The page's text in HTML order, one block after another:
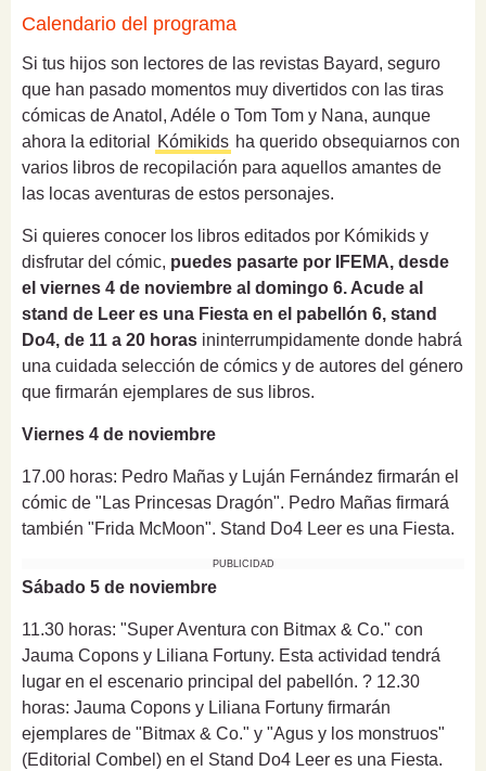
Calendario del programa
Si tus hijos son lectores de las revistas Bayard, seguro
que han pasado momentos muy divertidos con las tiras
cómicas de Anatol, Adéle o Tom Tom y Nana, aunque
ahora la editorial
Kómikids ha querido obsequiarnos con
varios libros de recopilación para aquellos amantes de
las locas aventuras de estos personajes.
Si quieres conocer los libros editados por Kómikids y
disfrutar del cómic, puedes pasarte por IFEMA, desde
el viernes 4 de noviembre al domingo 6. Acude al
stand de Leer es una Fiesta en el pabellón 6, stand
Do4, de 11 a 20 horas ininterrumpidamente donde habrá
una cuidada selección de cómics y de autores del género
que firmarán ejemplares de sus libros.
Viernes 4 de noviembre
17.00 horas: Pedro Mañas y Luján Fernández firmarán el
cómic de "Las Princesas Dragón". Pedro Mañas firmará
también "Frida McMoon". Stand Do4 Leer es una Fiesta.
PUBLICIDAD
Sábado 5 de noviembre
11.30 horas: "Super Aventura con Bitmax & Co." con
Jauma Copons y Liliana Fortuny. Esta actividad tendrá
lugar en el escenario principal del pabellón. ? 12.30
horas: Jauma Copons y Liliana Fortuny firmarán
ejemplares de "Bitmax & Co." y "Agus y los monstruos"
(Editorial Combel) en el Stand Do4 Leer es una Fiesta.